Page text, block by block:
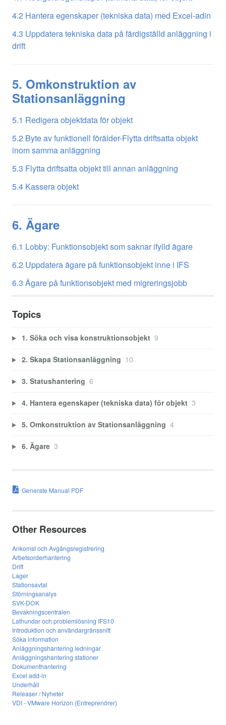
4.2 Hantera egenskaper (tekniska data) med Excel-adin
4.3 Uppdatera tekniska data på färdigställd anläggning i
drift
5. Omkonstruktion av
Stationsanläggning
5.1 Redigera objektdata för objekt
5.2 Byte av funktionell förälder-Flytta driftsatta objekt
inom samma anläggning
5.3 Flytta driftsatta objekt till annan anläggning
5.4 Kassera objekt
6. Ägare
6.1 Lobby: Funktionsobjekt som saknar ifylld ägare
6.2 Uppdatera ägare på funktionsobjekt inne i IFS
6.3 Ägare på funktionsobjekt med migreringsjobb
Topics
1. Söka och visa konstruktionsobjekt 9
2. Skapa Stationsanläggning 10
3. Statushantering 6
4. Hantera egenskaper (tekniska data) för objekt 3
5. Omkonstruktion av Stationsanläggning 4
6. Ägare 3
Generate Manual PDF
Other Resources
Ankomst och Avgångsregistrering
Arbetsorderhantering
Drift
Lager
Stationsavtal
Störningsanalys
SVK-DOK
Bevakningscentralen
Lathundar och problemlösning IFS10
Introduktion och användargränssnitt
Söka information
Anläggningshantering ledningar
Anläggningshantering stationer
Dokumenthantering
Excel add-in
Underhåll
Releaser / Nyheter
VDI - VMware Horizon (Entreprenörer)